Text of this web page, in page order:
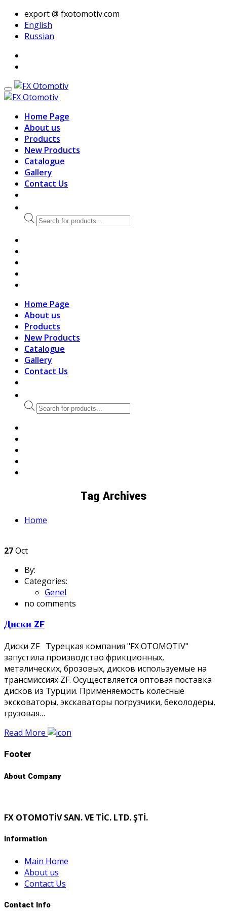
export @ fxotomotiv.com
English
Russian
Home Page
About us
Products
New Products
Catalogue
Gallery
Contact Us
Products
search
Home Page
About us
Products
New Products
Catalogue
Gallery
Contact Us
Products
search
Tag Archives
Home
27Oct
By:
Categories:
Genel
no comments
Диски ZF
Диски ZF Турецкая компания "FX OTOMOTIV"
запустила производство фрикционных,
металических, брозовых, дисков используемые на
трансмиссиях ZF. Осуществляется оптовая поставка
дисков из Турции. Применяемость колесные
эксковаторы, экскаваторы погрузчики, беколодеры,
грузовая…
Read More
Footer
About Company
FX OTOMOTİV SAN. VE TİC. LTD. ŞTİ.
Information
Main Home
About us
Contact Us
Contact Info